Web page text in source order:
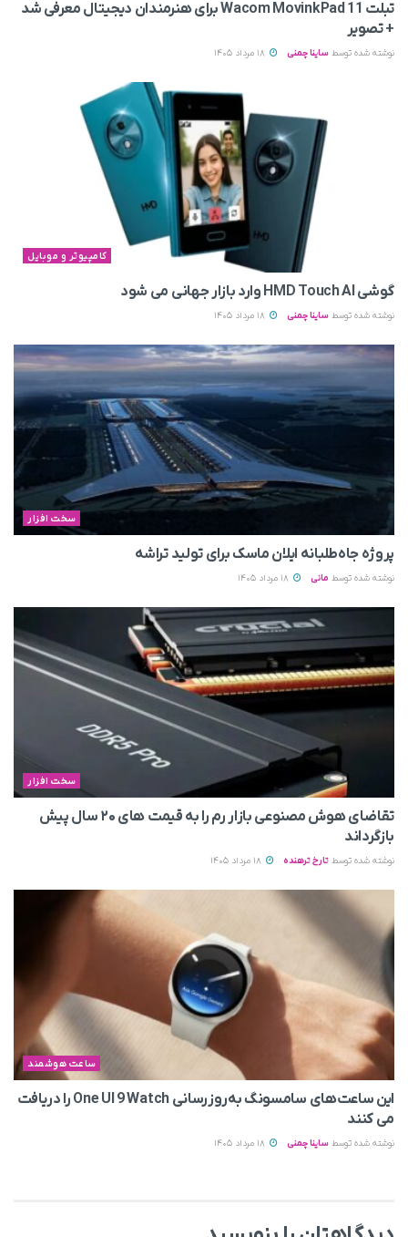
تبلت Wacom MovinkPad 11 برای هنرمندان دیجیتال معرفی شد
+ تصویر
نوشته شده توسط ساینا چمنی
کامپیوتر و موبایل
گوشی HMD Touch AI وارد بازار جهانی می‌ شود
نوشته شده توسط ساینا چمنی
سخت افزار
پروژه جاه‌طلبانه ایلان ماسک برای تولید تراشه
نوشته شده توسط مانی
سخت افزار
تقاضای هوش مصنوعی بازار رم را به قیمت های ۲۰ سال پیش
بازگرداند
نوشته شده توسط تارخ ترهنده
ساعت هوشمند
این ساعت‌های سامسونگ به‌روزرسانی One UI 9 Watch را دریافت
می کنند
نوشته شده توسط ساینا چمنی